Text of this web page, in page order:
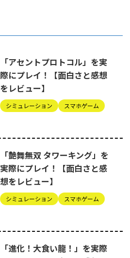
「アセントプロトコル」を実
際にプレイ！【面白さと感想
をレビュー】
シミュレーション スマホゲーム
「艶舞無双 タワーキング」を
実際にプレイ！【面白さと感
想をレビュー】
シミュレーション スマホゲーム
「進化！大食い龍！」を実際